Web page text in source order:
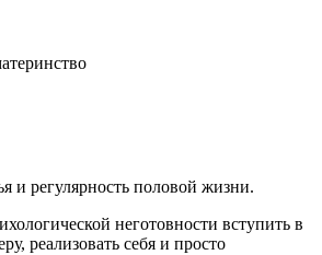
и регулярность половой жизни.
неготовности вступить в
реализовать себя и просто